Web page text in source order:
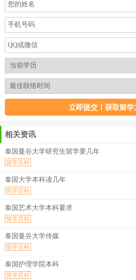
相关资讯
泰国曼谷大学研究生留学要几年
留学百科
泰国大学本科读几年
留学百科
泰国艺术大学本科要求
留学百科
泰国曼谷大学传媒
留学百科
泰国护理学院本科
留学百科